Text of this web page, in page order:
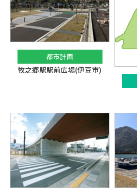
都市計画
牧之郷駅駅前広場(伊豆市)